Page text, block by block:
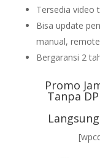
Tersedia video
Bisa update
manual,
Bergaransi 2
Promo
Tanpa